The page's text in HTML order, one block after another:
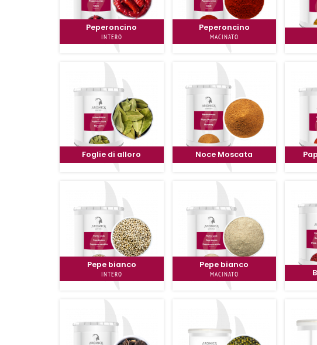
Peperoncino
INTERO
Peperoncino
MACINATO
Foglie di alloro Noce Moscata
Pepe bianco
INTERO
Pepe bianco
MACINATO